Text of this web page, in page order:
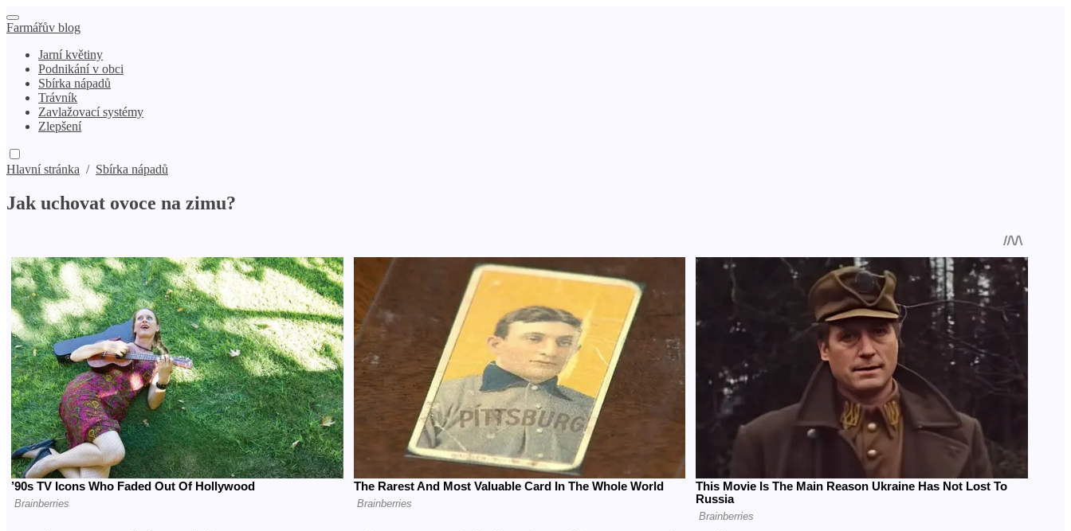
Farmářův blog
Jarní květiny
Podnikání v obci
Sbírka nápadů
Trávník
Zavlažovací systémy
Zlepšení
Hlavní stránka / Sbírka nápadů
Jak uchovat ovoce na zimu?